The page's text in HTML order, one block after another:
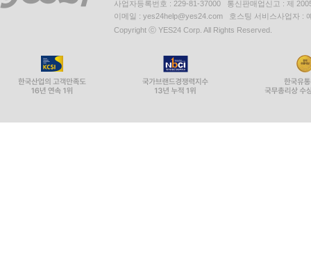
사업자등록번호 : 229-81-37000 통신판매업신고 : 제
이메일 : yes24help@yes24.com 호스팅 서비스사업자 :
Copyright ⓒ YES24 Corp. All Rights Reserved.